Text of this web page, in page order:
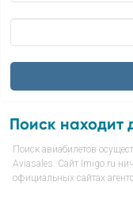
Поиск
Поиск авиабилетов
Aviasales. Сайт Imigo.ru
официальных сайтах